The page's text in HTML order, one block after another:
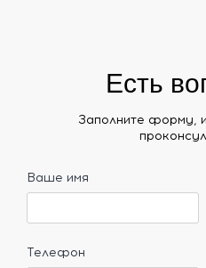
Есть
Заполните форму,
Ваше имя
Телефон